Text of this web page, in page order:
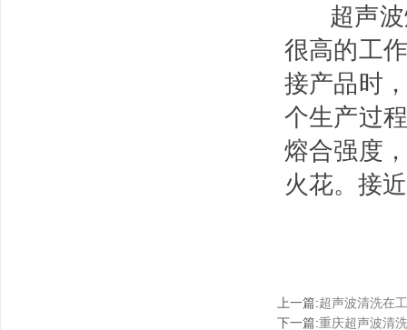
超声波
很高的工
接产品时
个生产过
熔合强度
火花。接
上一篇:超声波清洗在
下一篇:重庆超声波清